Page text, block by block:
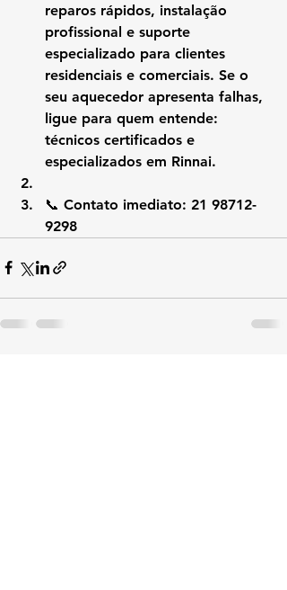
reparos rápidos, instalação
profissional e suporte
especializado para clientes
residenciais e comerciais. Se o
seu aquecedor apresenta falhas,
ligue para quem entende:
técnicos certificados e
especializados em Rinnai.
📞 Contato imediato: 21 98712-
9298